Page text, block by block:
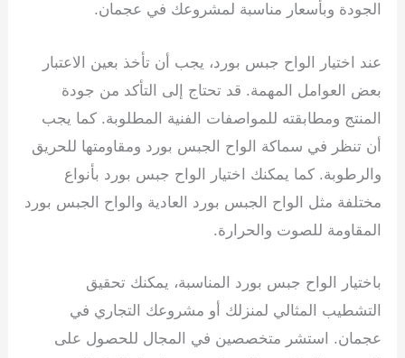
الجودة وبأسعار مناسبة لمشروعك في عجمان.
عند اختيار الواح جبس بورد، يجب أن تأخذ بعين الاعتبار
بعض العوامل المهمة. قد تحتاج إلى التأكد من جودة
المنتج ومطابقته للمواصفات الفنية المطلوبة. كما يجب
أن تنظر في سماكة الواح الجبس بورد ومقاومتها للحريق
والرطوبة. كما يمكنك اختيار الواح جبس بورد بأنواع
مختلفة مثل الواح الجبس بورد العادية والواح الجبس بورد
المقاومة للصوت والحرارة.
باختيار الواح جبس بورد المناسبة، يمكنك تحقيق
التشطيب المثالي لمنزلك أو مشروعك التجاري في
عجمان. استشر متخصصين في المجال للحصول على